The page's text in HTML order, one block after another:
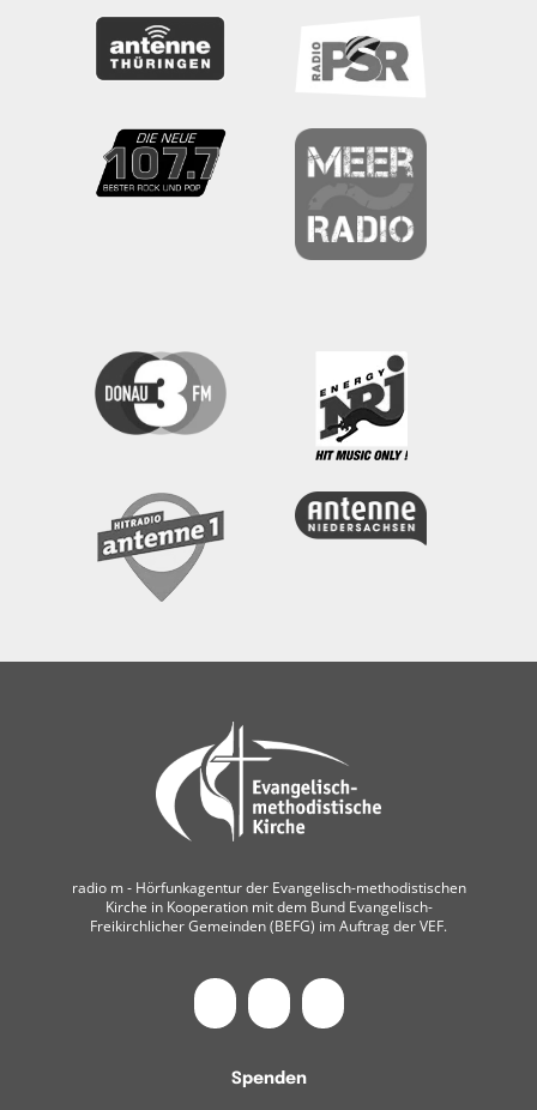
radio m ‐ Hörfunkagentur der Evangelisch-methodistischen
Kirche in Kooperation mit dem Bund Evangelisch-
Freikirchlicher Gemeinden (BEFG) im Auftrag der VEF.
Spenden